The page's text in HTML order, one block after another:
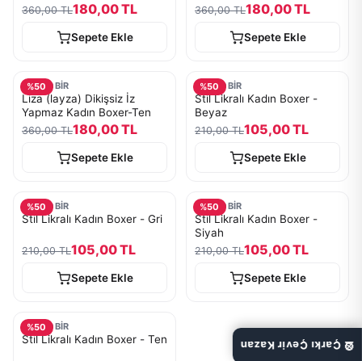
360,00 TL180,00 TL
Sepete Ekle
360,00 TL180,00 TL
Sepete Ekle
%50
TURKOBİR
Liza (layza) Dikişsiz İz
Yapmaz Kadın Boxer-Ten
360,00 TL180,00 TL
Sepete Ekle
%50
TURKOBİR
Stil Likralı Kadın Boxer -
Beyaz
210,00 TL105,00 TL
Sepete Ekle
%50
TURKOBİR
Stil Likralı Kadın Boxer - Gri
210,00 TL105,00 TL
Sepete Ekle
%50
TURKOBİR
Stil Likralı Kadın Boxer -
Siyah
210,00 TL105,00 TL
Sepete Ekle
%50
TURKOBİR
Stil Likralı Kadın Boxer - Ten 🎡 Çarkı Çevir Kazan